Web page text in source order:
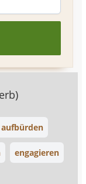
aufbürden
engagieren